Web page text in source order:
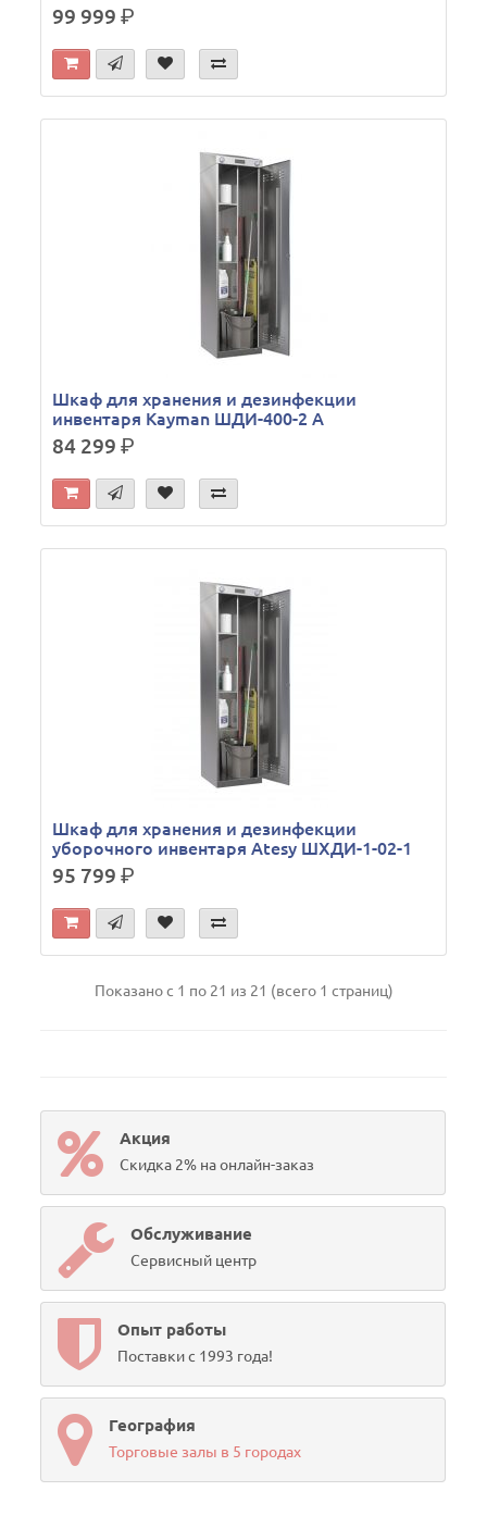
99 999р.
Шкаф для хранения и дезинфекции
инвентаря Kayman ШДИ-400-2 А
84 299р.
Шкаф для хранения и дезинфекции
уборочного инвентаря Atesy ШХДИ-1-02-1
95 799р.
Показано с 1 по 21 из 21 (всего 1 страниц)
Акция
Скидка 2% на онлайн-заказ
Обслуживание
Сервисный центр
Опыт работы
Поставки с 1993 года!
География
Торговые залы в 5 городах